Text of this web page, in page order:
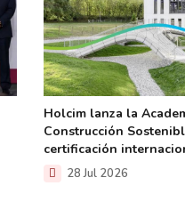
Holcim lanza la
Construcción
certificación
28 Jul 2026